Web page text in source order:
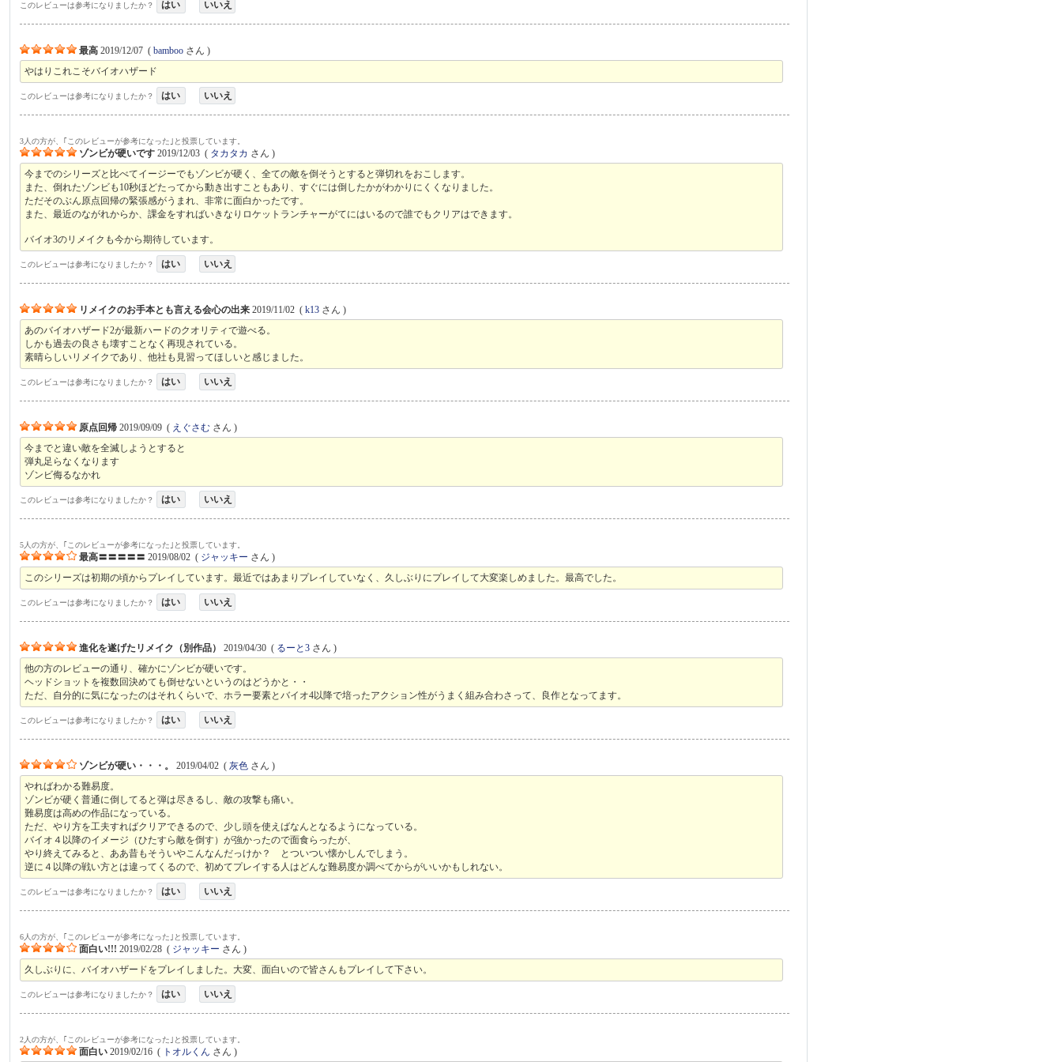
このレビューは参考になりましたか？ はい いいえ
最高 2019/12/07 (bamboo さん )
やはりこれこそバイオハザード
このレビューは参考になりましたか？ はい いいえ
3人の方が、｢このレビューが参考になった｣と投票しています。
ゾンビが硬いです 2019/12/03 ( タカタカ さん )
今までのシリーズと比べてイージーでもゾンビが硬く、全ての敵を倒そうとすると弾切れをおこします。
また、倒れたゾンビも10秒ほどたってから動き出すこともあり、すぐには倒したかがわかりにくくなりました。
ただそのぶん原点回帰の緊張感がうまれ、非常に面白かったです。
また、最近のながれからか、課金をすればいきなりロケットランチャーがてにはいるので誰でもクリアはできます。
バイオ3のリメイクも今から期待しています。
このレビューは参考になりましたか？ はい いいえ
リメイクのお手本とも言える会心の出来 2019/11/02 (k13 さん )
あのバイオハザード2が最新ハードのクオリティで遊べる。
しかも過去の良さも壊すことなく再現されている。
素晴らしいリメイクであり、他社も見習ってほしいと感じました。
このレビューは参考になりましたか？ はい いいえ
原点回帰 2019/09/09 ( えぐさむ さん )
今までと違い敵を全滅しようとすると
弾丸足らなくなります
ゾンビ侮るなかれ
このレビューは参考になりましたか？ はい いいえ
5人の方が、｢このレビューが参考になった｣と投票しています。
最高〓〓〓〓〓 2019/08/02 ( ジャッキー さん )
このシリーズは初期の頃からプレイしています。最近ではあまりプレイしていなく、久しぶりにプレイして大変楽しめました。最高でした。
このレビューは参考になりましたか？ はい いいえ
進化を遂げたリメイク（別作品） 2019/04/30 ( るーと3 さん )
他の方のレビューの通り、確かにゾンビが硬いです。
ヘッドショットを複数回決めても倒せないというのはどうかと・・
ただ、自分的に気になったのはそれくらいで、ホラー要素とバイオ4以降で培ったアクション性がうまく組み合わさって、良作となってます。
このレビューは参考になりましたか？ はい いいえ
ゾンビが硬い・・・。 2019/04/02 (灰色 さん )
やればわかる難易度。
ゾンビが硬く普通に倒してると弾は尽きるし、敵の攻撃も痛い。
難易度は高めの作品になっている。
ただ、やり方を工夫すればクリアできるので、少し頭を使えばなんとなるようになっている。
バイオ４以降のイメージ（ひたすら敵を倒す）が強かったので面食らったが、
やり終えてみると、ああ昔もそういやこんなんだっけか？ とついつい懐かしんでしまう。
逆に４以降の戦い方とは違ってくるので、初めてプレイする人はどんな難易度か調べてからがいいかもしれない。
このレビューは参考になりましたか？ はい いいえ
6人の方が、｢このレビューが参考になった｣と投票しています。
面白い!!! 2019/02/28 ( ジャッキー さん )
久しぶりに、バイオハザードをプレイしました。大変、面白いので皆さんもプレイして下さい。
このレビューは参考になりましたか？ はい いいえ
2人の方が、｢このレビューが参考になった｣と投票しています。
面白い 2019/02/16 ( トオルくん さん )